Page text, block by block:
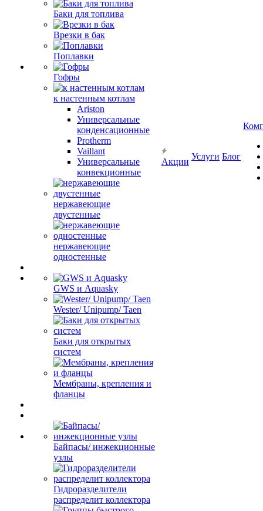
Баки для топлива
Врезки в бак
Поплавки
Гофры
к настенным котлам
Ariston
Универсальные
конденсационные
Protherm
Vaillant
Универсальные
конвекционные
нержавеющие
двустенные
нержавеющие
одностенные
GWS и Aquasky
Wester/ Unipump/ Taen
Баки для открытых
систем
Мембраны, крепления и
фланцы
Байпасы/ инжекционные
узлы
Гидроразделители
распределит коллектора
Акции
Услуги Блог